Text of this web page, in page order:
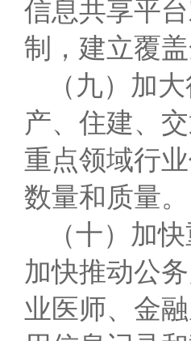
信息共享平
制，建立覆
（九）加
产、住建、
重点领域行
数量和质量。
（十）加
加快推动公
业医师、金